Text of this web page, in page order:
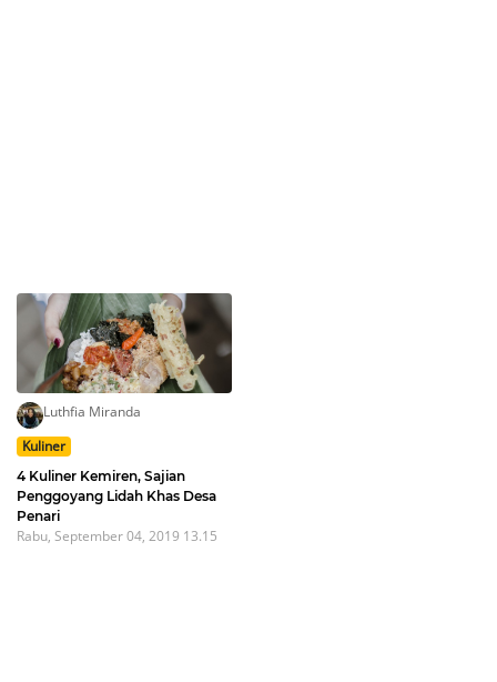
Luthfia Miranda
Kuliner
4 Kuliner Kemiren, Sajian
Penggoyang Lidah Khas Desa
Penari
Rabu, September 04, 2019 13.15